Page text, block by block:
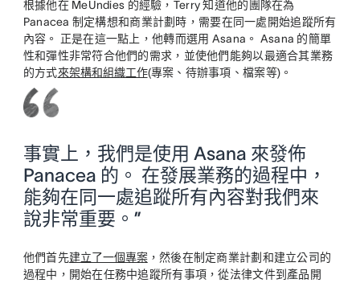
根據他在 MeUndies 的經驗，Terry 知道他的團隊在為
Panacea 制定構想和商業計劃時，需要在同一處開始追蹤所有
內容。 正是在這一點上，他轉而選用 Asana。 Asana 的簡單
性和彈性非常符合他們的需求，並使他們能夠以最適合其業務
的方式來架構和組織工作(專案、待辦事項、檔案等)。
事實上，我們是使用 Asana 來發佈
Panacea 的。 在發展業務的過程中，
能夠在同一處追蹤所有內容對我們來
說非常重要。”
他們首先建立了一個專案，然後在制定商業計劃和建立公司的
過程中，開始在任務中追蹤所有事項，從法律文件到產品開